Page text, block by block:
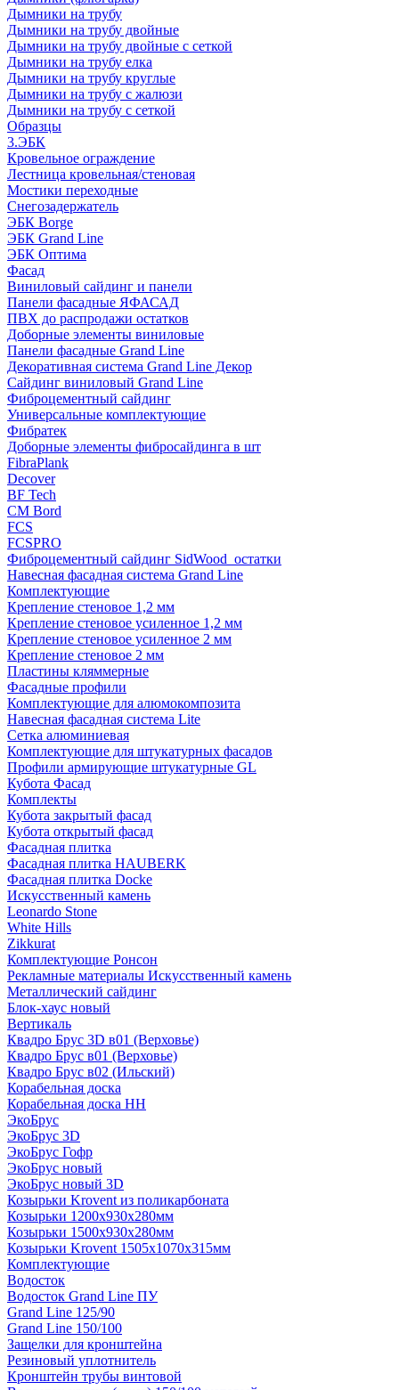
Дымники на трубу
Дымники на трубу двoйные
Дымники на трубу двoйные с сеткой
Дымники на трубу елка
Дымники на трубу круглые
Дымники на трубу с жалюзи
Дымники на трубу с сеткой
Образцы
3.ЭБК
Кровельное ограждение
Лестница кровельная/стеновая
Мостики переходные
Снегозадержатель
ЭБК Borge
ЭБК Grand Line
ЭБК Оптима
Фасад
Виниловый сайдинг и панели
Панели фасадные ЯФАСАД
ПВХ до распродажи остатков
Доборные элементы виниловые
Панели фасадные Grand Line
Декоративная система Grand Line Декор
Сайдинг виниловый Grand Line
Фиброцементный сайдинг
Универсальные комплектующие
Фибратек
Доборные элементы фибросайдинга в шт
FibraPlank
Decover
BF Tech
CM Bord
FCS
FCSPRO
Фиброцементный сайдинг SidWood_остатки
Навесная фасадная система Grand Line
Комплектующие
Крепление стеновое 1,2 мм
Крепление стеновое усиленное 1,2 мм
Крепление стеновое усиленное 2 мм
Крепление стеновое 2 мм
Пластины кляммерные
Фасадные профили
Комплектующие для алюмокомпозита
Навесная фасадная система Lite
Сетка алюминиевая
Комплектующие для штукатурных фасадов
Профили армирующие штукатурные GL
Кубота Фасад
Комплекты
Кубота закрытый фасад
Кубота открытый фасад
Фасадная плитка
Фасадная плитка HAUBERK
Фасадная плитка Docke
Искусственный камень
Leonardo Stone
White Hills
Zikkurat
Комплектующие Ронсон
Рекламные материалы Искусственный камень
Металлический сайдинг
Блок-хаус новый
Вертикаль
Квадро Брус 3D в01 (Верховье)
Квадро Брус в01 (Верховье)
Квадро Брус в02 (Ильский)
Корабельная доска
Корабельная доска НН
ЭкоБрус
ЭкоБрус 3D
ЭкоБрус Гофр
ЭкоБрус новый
ЭкоБрус новый 3D
Козырьки Krovent из поликарбоната
Козырьки 1200х930х280мм
Козырьки 1500х930х280мм
Козырьки Krovent 1505х1070х315мм
Комплектующие
Водосток
Водосток Grand Line ПУ
Grand Line 125/90
Grand Line 150/100
Защелки для кронштейна
Резиновый уплотнитель
Кронштейн трубы винтовой